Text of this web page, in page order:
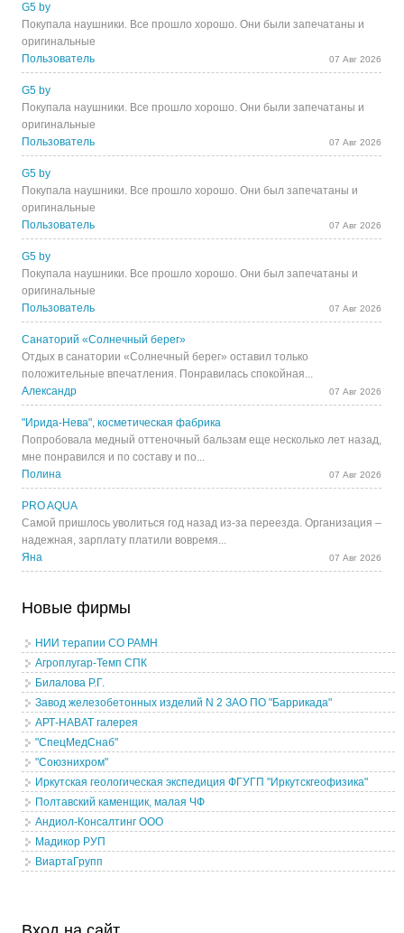
G5 by
Покупала наушники. Все прошло хорошо. Они были запечатаны и
оригинальные
Пользователь
07 Авг 2026
G5 by
Покупала наушники. Все прошло хорошо. Они были запечатаны и
оригинальные
Пользователь
07 Авг 2026
G5 by
Покупала наушники. Все прошло хорошо. Они был запечатаны и
оригинальные
Пользователь
07 Авг 2026
G5 by
Покупала наушники. Все прошло хорошо. Они был запечатаны и
оригинальные
Пользователь
07 Авг 2026
Санаторий «Солнечный берег»
Отдых в санатории «Солнечный берег» оставил только
положительные впечатления. Понравилась спокойная...
Александр
07 Авг 2026
"Ирида-Нева", косметическая фабрика
Попробовала медный оттеночный бальзам еще несколько лет назад,
мне понравился и по составу и по...
Полина
07 Авг 2026
PRO AQUA
Самой пришлось уволиться год назад из-за переезда. Организация –
надежная, зарплату платили вовремя...
Яна
07 Авг 2026
Новые фирмы
НИИ терапии СО РАМН
Агроплугар-Темп СПК
Билалова Р.Г.
Завод железобетонных изделий N 2 ЗАО ПО "Баррикада"
АРТ-НАВАТ галерея
"СпецМедСнаб"
"Союзнихром"
Иркутская геологическая экспедиция ФГУГП "Иркутскгеофизика"
Полтавский каменщик, малая ЧФ
Андиол-Консалтинг ООО
Мадикор РУП
ВиартаГрупп